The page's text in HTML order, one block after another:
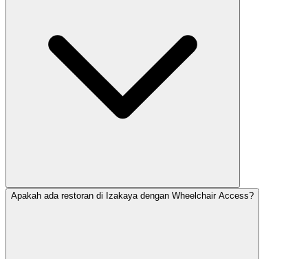
Apakah ada restoran di Izakaya dengan Wheelchair Access?